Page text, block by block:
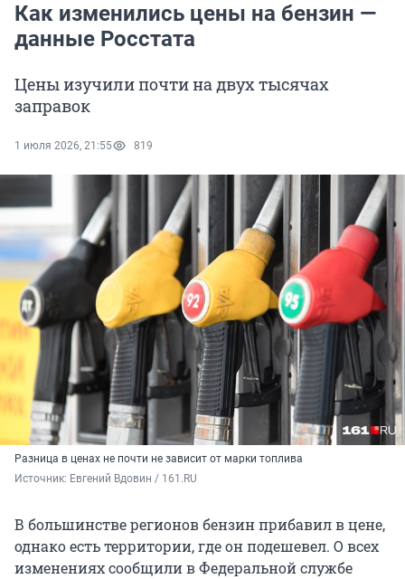
Как изменились цены на бензин —
данные Росстата
Цены изучили почти на двух тысячах
заправок
1 июля 2026, 21:55 819
Разница в ценах не почти не зависит от марки топлива
Источник: Евгений Вдовин / 161.RU
В большинстве регионов бензин прибавил в цене,
однако есть территории, где он подешевел. О всех
изменениях сообщили в Федеральной службе